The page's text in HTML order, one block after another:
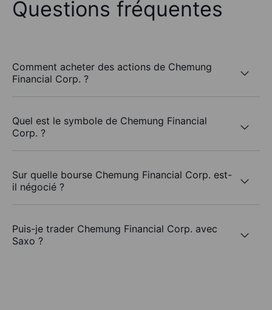
Questions fréquentes
Comment acheter des actions de Chemung
Financial Corp. ?
Quel est le symbole de Chemung Financial
Corp. ?
Sur quelle bourse Chemung Financial Corp. est-
il négocié ?
Puis-je trader Chemung Financial Corp. avec
Saxo ?